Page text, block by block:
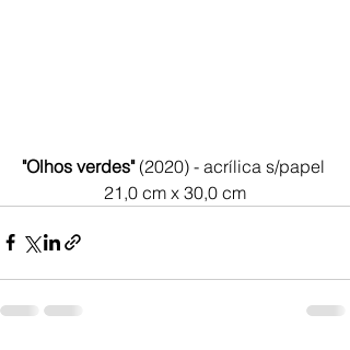
"Olhos verdes" (2020) - acrílica s/papel
21,0 cm x 30,0 cm